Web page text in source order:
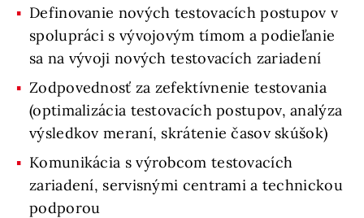
Definovanie nových testovacích postupov v
spolupráci s vývojovým tímom a podieľanie
sa na vývoji nových testovacích zariadení
Zodpovednosť za zefektívnenie testovania
(optimalizácia testovacích postupov, analýza
výsledkov meraní, skrátenie časov skúšok)
Komunikácia s výrobcom testovacích
zariadení, servisnými centrami a technickou
podporou